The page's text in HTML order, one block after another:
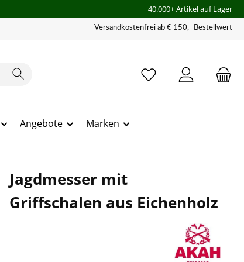
40.000+ Artikel auf Lager
Versandkostenfrei ab € 150,- Bestellwert
Angebote Marken
Jagdmesser mit
Griffschalen aus Eichenholz